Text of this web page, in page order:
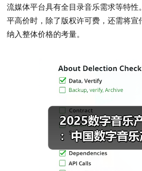
流媒体平台具有全目录音乐需求等特性
平高价时，除了版权许可费，还需将宣
纳入整体价格的考量。